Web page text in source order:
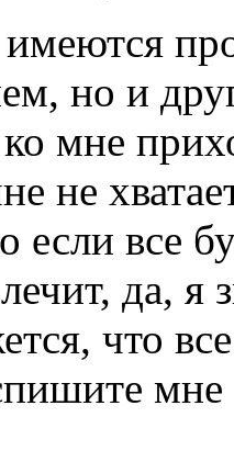
но и
мне
не
если все
да, я
что